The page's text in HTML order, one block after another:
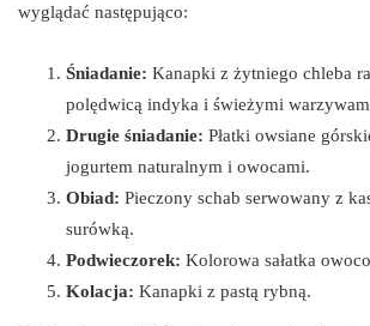
wyglądać następująco:
Śniadanie: Kanapki z żytniego chleba
polędwicą indyka i świeżymi
Drugie śniadanie: Płatki owsiane
jogurtem naturalnym i owocami.
Obiad: Pieczony schab serwowany z
surówką.
Podwieczorek: Kolorowa sałatka
Kolacja: Kanapki z pastą rybną.